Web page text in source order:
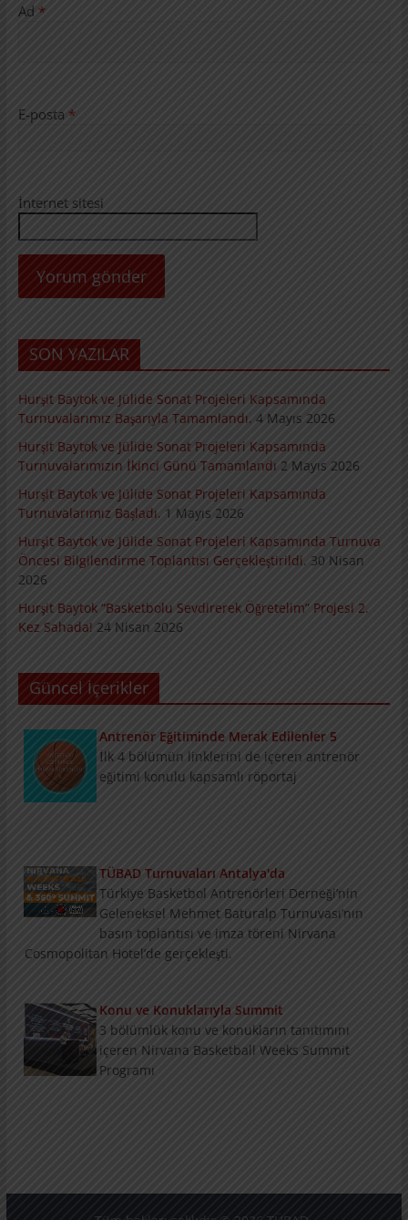
Ad *
E-posta *
İnternet sitesi
SON YAZILAR
Hurşit Baytok ve Jülide Sonat Projeleri Kapsamında
Turnuvalarımız Başarıyla Tamamlandı. 4 Mayıs 2026
Hurşit Baytok ve Jülide Sonat Projeleri Kapsamında
Turnuvalarımızın İkinci Günü Tamamlandı 2 Mayıs 2026
Hurşit Baytok ve Jülide Sonat Projeleri Kapsamında
Turnuvalarımız Başladı. 1 Mayıs 2026
Hurşit Baytok ve Jülide Sonat Projeleri Kapsamında Turnuva
Öncesi Bilgilendirme Toplantısı Gerçekleştirildi. 30 Nisan
2026
Hurşit Baytok “Basketbolu Sevdirerek Öğretelim” Projesi 2.
Kez Sahada! 24 Nisan 2026
Güncel İçerikler
Antrenör Eğitiminde Merak Edilenler 5
İlk 4 bölümün linklerini de içeren antrenör
eğitimi konulu kapsamlı röportaj
TÜBAD Turnuvaları Antalya'da
Türkiye Basketbol Antrenörleri Derneği’nin
Geleneksel Mehmet Baturalp Turnuvası’nın
basın toplantısı ve imza töreni Nirvana
Cosmopolitan Hotel’de gerçekleşti.
Konu ve Konuklarıyla Summit
3 bölümlük konu ve konukların tanıtımını
içeren Nirvana Basketball Weeks Summit
Programı